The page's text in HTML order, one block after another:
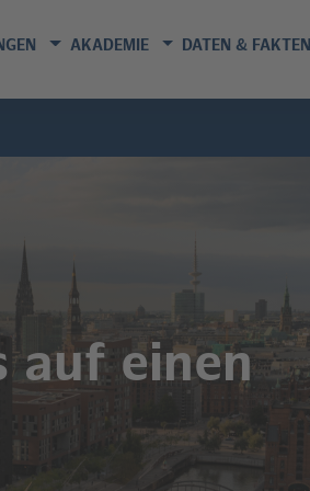
AKADEMIE DATEN & FAKTEN
auf einen